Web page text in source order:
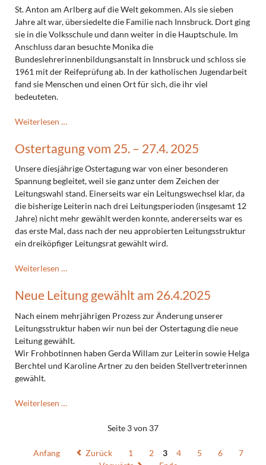
St. Anton am Arlberg auf die Welt gekommen. Als sie sieben
Jahre alt war, übersiedelte die Familie nach Innsbruck. Dort ging
sie in die Volksschule und dann weiter in die Hauptschule. Im
Anschluss daran besuchte Monika die
Bundeslehrerinnenbildungsanstalt in Innsbruck und schloss sie
1961 mit der Reifeprüfung ab. In der katholischen Jugendarbeit
fand sie Menschen und einen Ort für sich, die ihr viel
bedeuteten.
Weiterlesen …
Monika
Pedrini
am
15.5.2025
Ostertagung vom 25. – 27.4. 2025
Unsere diesjährige Ostertagung war von einer besonderen
Spannung begleitet, weil sie ganz unter dem Zeichen der
Leitungswahl stand. Einerseits war ein Leitungswechsel klar, da
die bisherige Leiterin nach drei Leitungsperioden (insgesamt 12
Jahre) nicht mehr gewählt werden konnte, andererseits war es
das erste Mal, dass nach der neu approbierten Leitungsstruktur
ein dreiköpfiger Leitungsrat gewählt wird.
Weiterlesen …Ostertagung
25.
27.4.
2025
Neue Leitung gewählt am 26.4.2025
Nach einem mehrjährigen Prozess zur Änderung unserer
Leitungsstruktur haben wir nun bei der Ostertagung die neue
Leitung gewählt.
Wir Frohbotinnen haben Gerda Willam zur Leiterin sowie Helga
Berchtel und Karoline Artner zu den beiden Stellvertreterinnen
gewählt.
Weiterlesen …
26.4.2025
Seite 3 von 37
Anfang Zurück 1 2 3 4 5 6
7